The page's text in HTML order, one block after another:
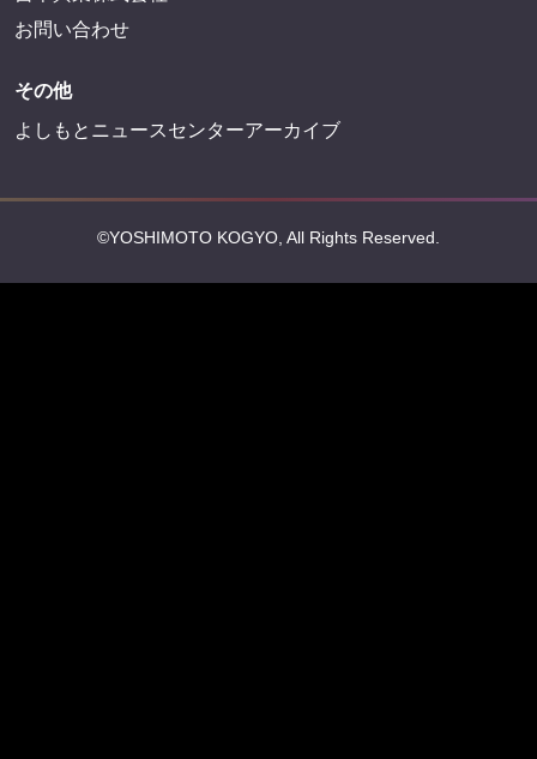
お問い合わせ
その他
よしもとニュースセンターアーカイブ
©YOSHIMOTO KOGYO, All Rights Reserved.